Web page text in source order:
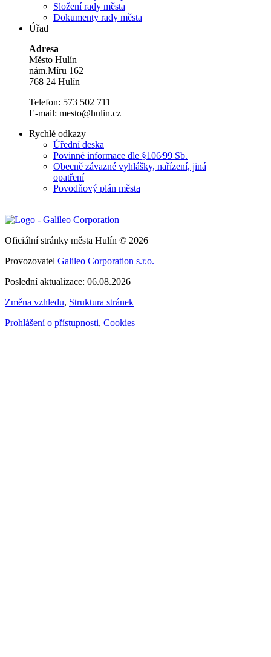
Složení rady města
Dokumenty rady města
Úřad
Adresa
Město Hulín
nám.Míru 162
768 24 Hulín
Telefon: 573 502 711
E-mail: mesto@hulin.cz
Rychlé odkazy
Úřední deska
Povinné informace dle §106⁄99 Sb.
Obecně závazné vyhlášky, nařízení, jiná
opatření
Povodňový plán města
Oficiální stránky města Hulín © 2026
Provozovatel Galileo Corporation s.r.o.
Poslední aktualizace: 06.08.2026
Změna vzhledu, Struktura stránek
Prohlášení o přístupnosti, Cookies